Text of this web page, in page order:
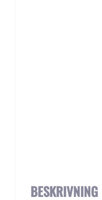
BESKRIVNING